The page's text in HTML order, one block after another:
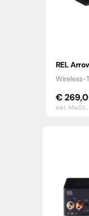
REL
Wireless-
€
inkl. MwSt.,